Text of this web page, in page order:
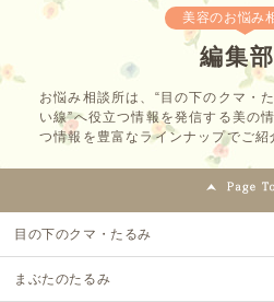
美容のお悩み
編集部
お悩み相談所は、“目の下のクマ・
い線”へ役立つ情報を発信する美の
つ情報を豊富なラインナップでご紹
目の下のクマ・たるみ
まぶたのたるみ